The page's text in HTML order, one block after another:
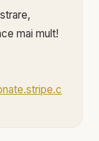
mai mult!